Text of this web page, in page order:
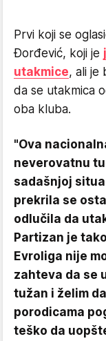
Prvi koji se
Đorđević, koji je
utakmice, ali je
da se utakmica
oba kluba.
"Ova
neverovatnu
sadašnjoj
prekrila se
odlučila da
Partizan je
Evroliga nije
zahteva da se
tužan i želim
porodicama
teško da